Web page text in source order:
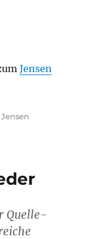
Jensen
Jensen
Quelle-